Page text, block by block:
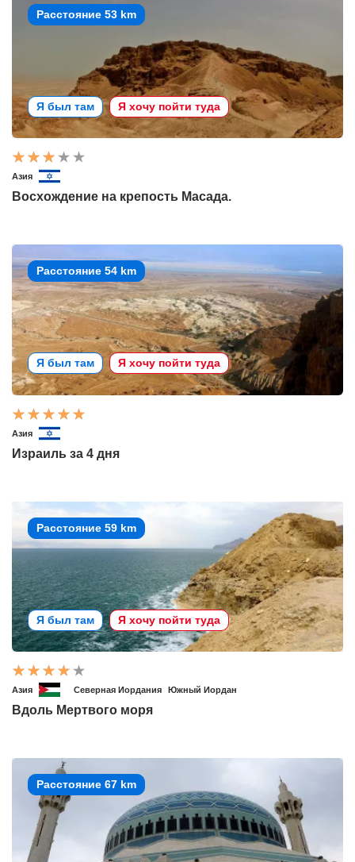
Расстояние 53 km
Я был там Я хочу пойти туда
Азия
Восхождение на крепость Масада.
Расстояние 54 km
Я был там Я хочу пойти туда
Азия
Израиль за 4 дня
Расстояние 59 km
Я был там Я хочу пойти туда
Азия Северная Иордания Южный Иордан
Вдоль Мертвого моря
Расстояние 67 km